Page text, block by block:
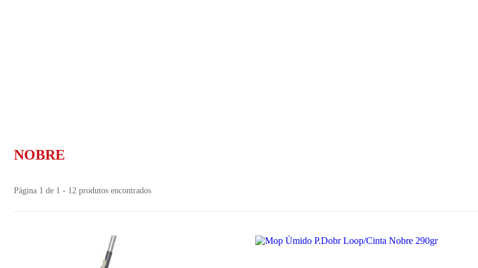
NOBRE
Página 1 de 1 - 12 produtos encontrados